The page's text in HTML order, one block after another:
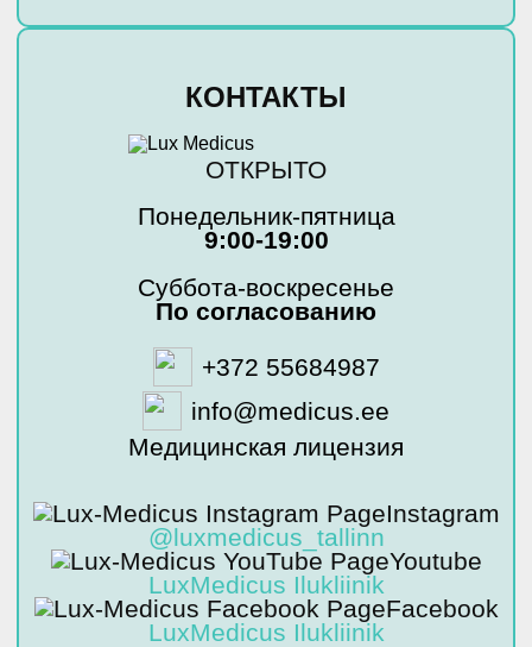
КОНТАКТЫ
ОТКРЫТО
Понедельник-пятница
9:00-19:00
Суббота-воскресенье
По согласованию
+372 55684987
info@medicus.ee
Медицинская лицензия
Instagram
@luxmedicus_tallinn
Youtube
LuxMedicus Ilukliinik
Facebook
LuxMedicus Ilukliinik